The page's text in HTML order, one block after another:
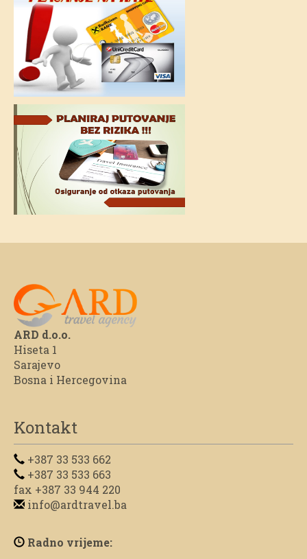
ARD d.o.o.
Hiseta 1
Sarajevo
Bosna i Hercegovina
Kontakt
+387 33 533 662
+387 33 533 663
fax +387 33 944 220
info@ardtravel.ba
Radno vrijeme: